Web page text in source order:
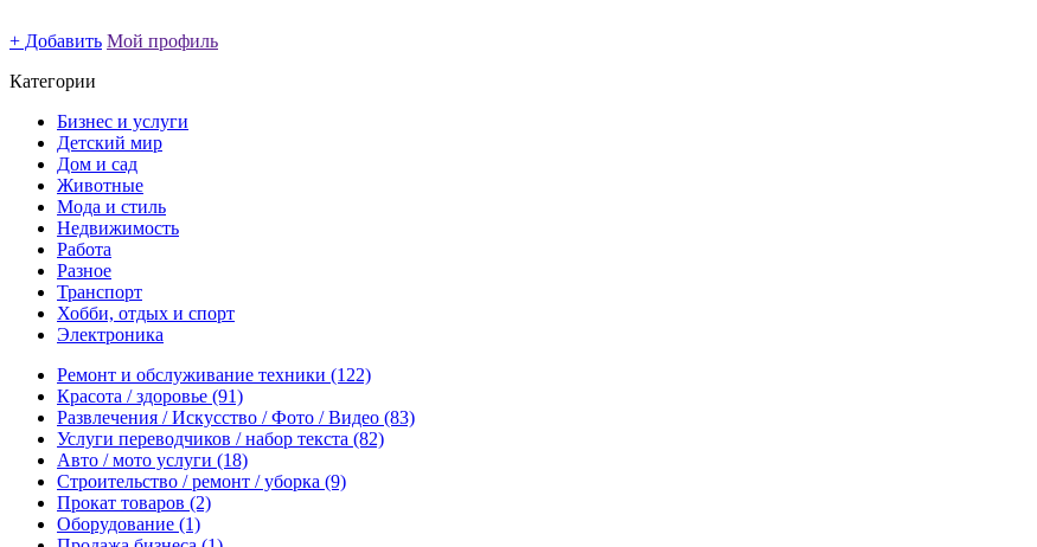
+ Добавить Мой профиль
Категории
Бизнес и услуги
Детский мир
Дом и сад
Животные
Мода и стиль
Недвижимость
Работа
Разное
Транспорт
Хобби, отдых и спорт
Электроника
Ремонт и обслуживание техники (122)
Красота / здоровье (91)
Развлечения / Искусство / Фото / Видео (83)
Услуги переводчиков / набор текста (82)
Авто / мото услуги (18)
Строительство / ремонт / уборка (9)
Прокат товаров (2)
Оборудование (1)